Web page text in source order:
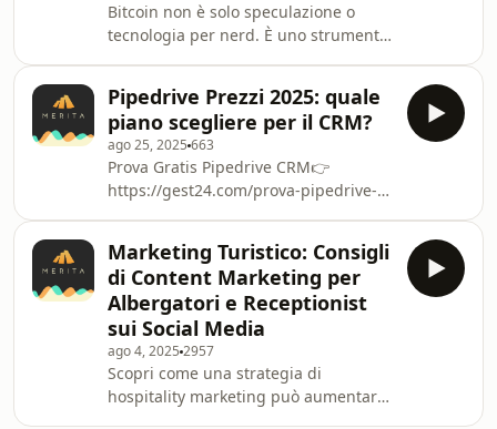
Bitcoin non è solo speculazione o
tecnologia per nerd. È uno strumento
pagamenti internazionali e
posizionamento sul mercato. In
questa puntata del Merita Business
Podcast parliamo con Gianluca
Fioravanti di come e perché un
imprenditore dovrebbe avvicinarsi a
Bitcoin. Non solo teoria: vedremo
esempi pratici, vantaggi concreti e i ri
Pipedrive Prezzi 2025: quale
piano scegliere per il CRM?
ago 25, 2025 663
Prova Gratis Pipedrive CRM👉
https://gest24.com/prova-pipedrive-
In questo video analizziamo costi,
abbonamenti e differenze tra i vari
piani per aiutarti a scegliere quello
più adatto alla tua azienda.Se stai
valutando quale CRM adottare,
questo video ti darà una panoramica
chiara e semplice.👉 Consulenza CRM
e sconto per
Marketing Turistico: Consigli
di Content Marketing per
Albergatori e Receptionist
sui Social Media
ago 4, 2025 2957
Scopri come una strategia di
hospitality marketing può aumentare